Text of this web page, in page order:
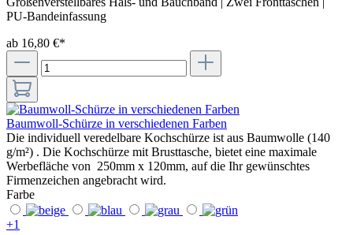
PU-Bandeinfassung
ab 16,80 €*
Baumwoll-Schürze in verschiedenen Farben
Die individuell veredelbare Kochschürze ist aus Baumwolle (140
g/m²) . Die Kochschürze mit Brusttasche, bietet eine maximale
Werbefläche von 250mm x 120mm, auf die Ihr gewünschtes
Firmenzeichen angebracht wird.
Farbe
+1